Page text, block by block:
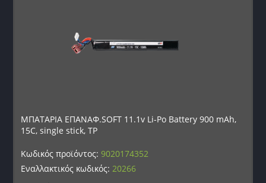
ΜΠΑΤΑΡΙΑ ΕΠΑΝΑΦ.SOFT 11.1v Li-Po Battery 900 mAh,
15C, single stick, TP
Κωδικός προϊόντος:9020174352
Εναλλακτικός κωδικός:20266